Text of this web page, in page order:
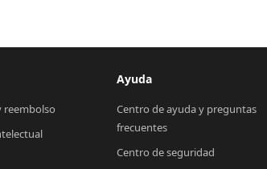
reembolso
Ayuda
Centro de ayuda y preguntas
frecuentes
Centro de seguridad